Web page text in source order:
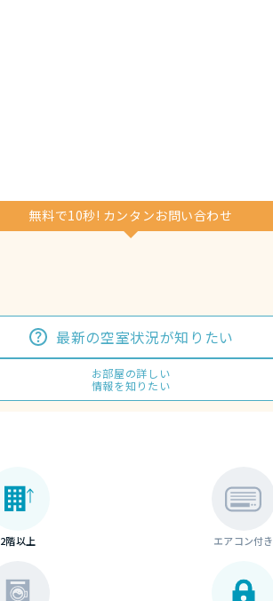
無料で10秒! カンタンお問い合わせ
最新の空室状況が知りたい
お部屋の詳しい
情報を知りたい
2階以上 エアコン付き